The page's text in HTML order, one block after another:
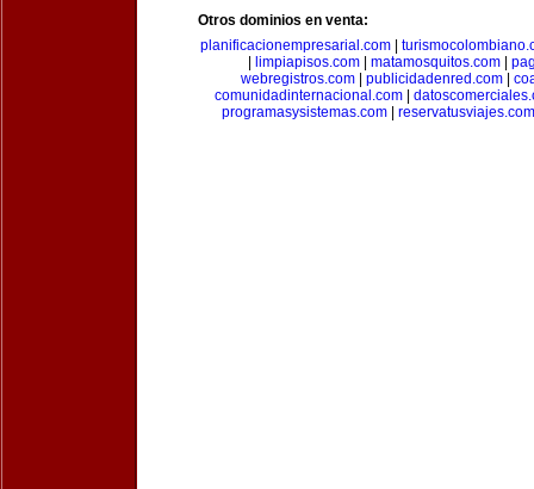
Otros dominios en venta:
planificacionempresarial.com
limpiapisos.com| matamosquitos.com|
webregistros.com| publicidadenred.com|
comunidadinternacional.com
programasysistemas.com
reservatusviajes.com